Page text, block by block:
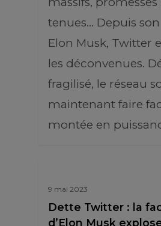
tenues… Depuis
Elon Musk, Twitter
les déconvenues.
fragilisé, le réseau
maintenant faire
montée en
9 mai 2023
Dette Twitter : la
d’Elon Musk